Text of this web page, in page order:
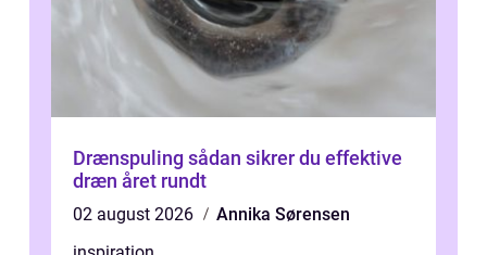
Drænspuling sådan sikrer du effektive
dræn året rundt
02 august 2026
Annika Sørensen